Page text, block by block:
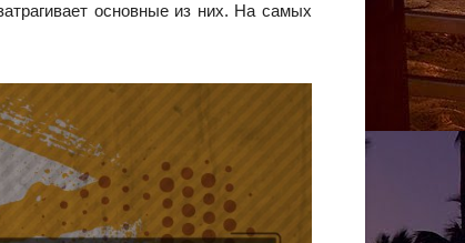
основные из них. На самых